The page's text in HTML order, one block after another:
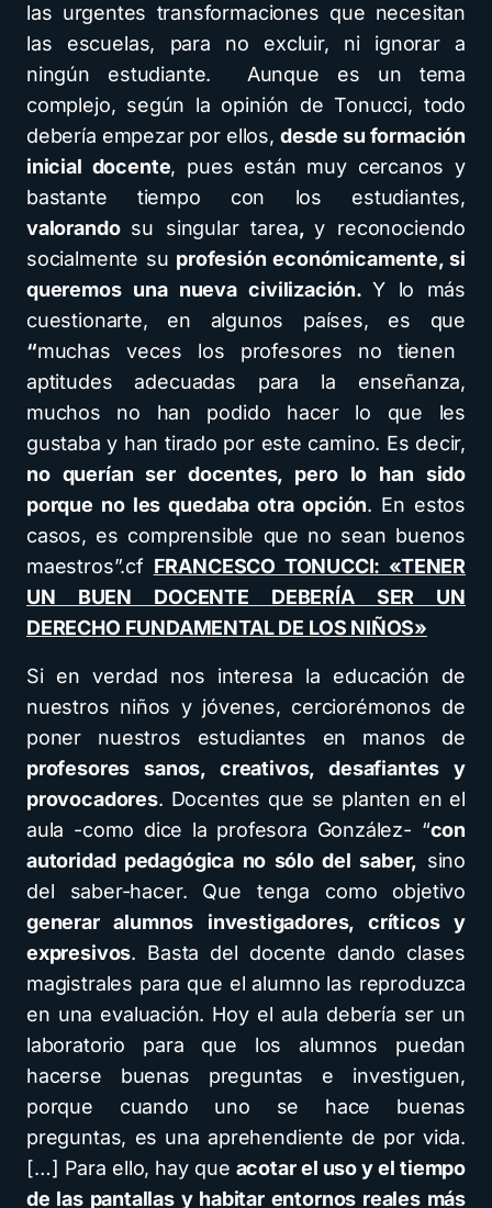
las urgentes transformaciones que necesitan
las escuelas, para no excluir, ni ignorar a
ningún estudiante. Aunque es un tema
complejo, según la opinión de Tonucci, todo
debería empezar por ellos, desde su formación
inicial docente, pues están muy cercanos y
bastante tiempo con los estudiantes,
valorando su singular tarea,y reconociendo
socialmente su profesión económicamente, si
queremos una nueva civilización.Y lo más
cuestionarte, en algunos países, es que
“muchas veces los profesores no tienen
aptitudes adecuadas para la enseñanza,
muchos no han podido hacer lo que les
gustaba y han tirado por este camino. Es decir,
no querían ser docentes, pero lo han sido
porque no les quedaba otra opción. En estos
casos, es comprensible que no sean buenos
maestros”.cf FRANCESCO TONUCCI: «TENER
UN BUEN DOCENTE DEBERÍA SER UN
DERECHO FUNDAMENTAL DE LOS NIÑOS»
Si en verdad nos interesa la educación de
nuestros niños y jóvenes, cerciorémonos de
poner nuestros estudiantes en manos de
profesores sanos, creativos, desafiantes y
provocadores. Docentes que se planten en el
aula -como dice la profesora González- “con
autoridad pedagógica no sólo del saber, sino
del saber-hacer. Que tenga como objetivo
generar alumnos investigadores, críticos y
expresivos. Basta del docente dando clases
magistrales para que el alumno las reproduzca
en una evaluación. Hoy el aula debería ser un
laboratorio para que los alumnos puedan
hacerse buenas preguntas e investiguen,
porque cuando uno se hace buenas
preguntas, es una aprehendiente de por vida.
[…] Para ello, hay que acotar el uso y el tiempo
de las pantallas y habitar entornos reales más